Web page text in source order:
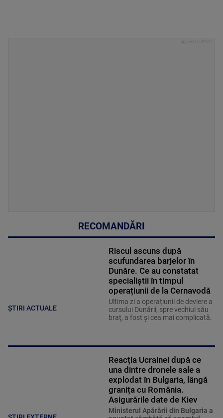
RECOMANDĂRI
ȘTIRI ACTUALE
Riscul ascuns după
scufundarea barjelor în
Dunăre. Ce au constatat
specialiștii în timpul
operațiunii de la Cernavodă
Ultima zi a operațiunii de deviere a
cursului Dunării, spre vechiul său
braț, a fost și cea mai complicată.
Reacția Ucrainei după ce
una dintre dronele sale a
explodat în Bulgaria, lângă
granița cu România.
Asigurările date de Kiev
Ministerul Apărării din Bulgaria a